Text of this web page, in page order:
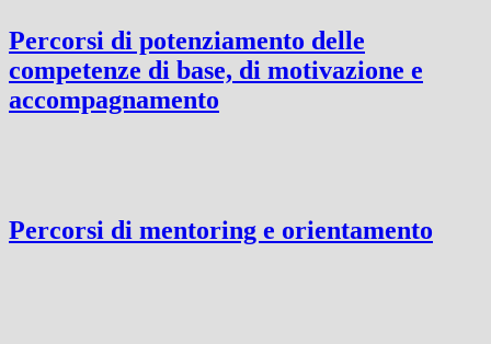
Percorsi di potenziamento delle
competenze di base, di motivazione e
accompagnamento
Percorsi di mentoring e orientamento